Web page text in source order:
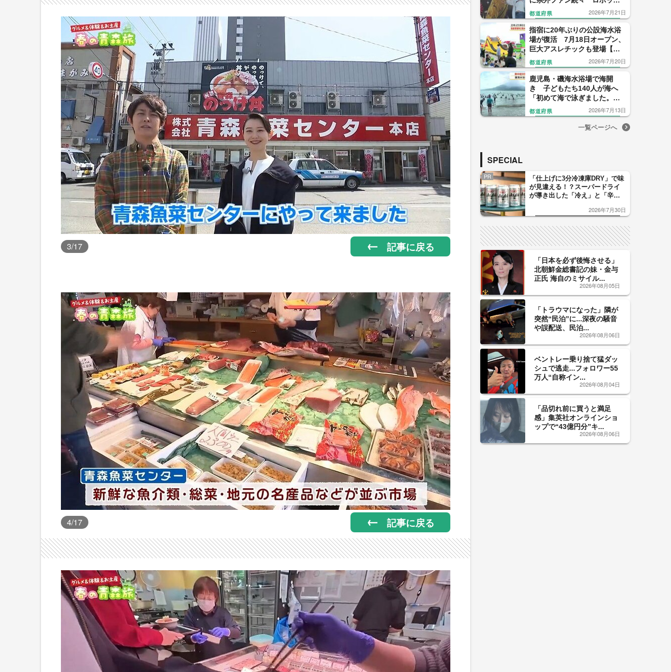
3/17 記事に戻る
4/17 記事に戻る
がおはら節披露し子どもも歓
声【鹿児島】
都道府県 2026年7月21日
指宿に20年ぶりの公設海水浴
場が復活 7月18日オープン、
巨大アスレチックも登場【鹿
児島】
都道府県 2026年7月20日
鹿児島・磯海水浴場で海開
き 子どもたち140人が海へ
「初めて海で泳ぎました。楽
しいです」
都道府県 2026年7月13日
一覧ページへ
SPECIAL
PR
「仕上げに3分冷凍庫DRY」で味
が見違える！？スーパードライ
が導き出した「冷え」と「辛
した「辛口カーブ」が飲み頃の
2026年7月30日
「日本を必ず後悔させる」
北朝鮮金総書記の妹・金与
正氏 海自のミサイル...
2026年08月05日
「トラウマになった」隣が
突然“民泊”に...深夜の騒音
や誤配送、民泊...
2026年08月06日
ベントレー乗り捨て猛ダッ
シュで逃走...フォロワー55
万人“自称イン...
2026年08月04日
「品切れ前に買うと満足
感」集英社オンラインショ
ップで“43億円分”キ...
2026年08月06日